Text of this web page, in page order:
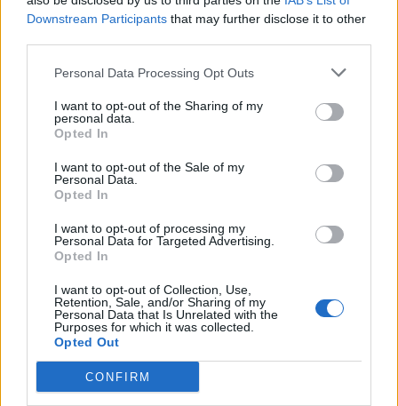
Downstream Participants that may further disclose it to other
Personal Data Processing Opt Outs
I want to opt-out of the Sharing of my
personal data.
Opted In
I want to opt-out of the Sale of my
Personal Data.
Opted In
I want to opt-out of processing my
Personal Data for Targeted Advertising.
Opted In
I want to opt-out of Collection, Use,
Retention, Sale, and/or Sharing of my
Personal Data that Is Unrelated with the
Purposes for which it was collected.
Opted Out
CONFIRM